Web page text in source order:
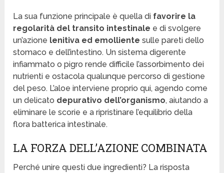
La sua funzione principale è quella di favorire la
regolarità del transito intestinale e di svolgere
un’azione lenitiva ed emolliente sulle pareti dello
stomaco e dell’intestino. Un sistema digerente
infiammato o pigro rende difficile l’assorbimento dei
nutrienti e ostacola qualunque percorso di gestione
del peso. L’aloe interviene proprio qui, agendo come
un delicato depurativo dell’organismo, aiutando a
eliminare le scorie e a ripristinare l’equilibrio della
flora batterica intestinale.
LA FORZA DELL’AZIONE COMBINATA
Perché unire questi due ingredienti? La risposta